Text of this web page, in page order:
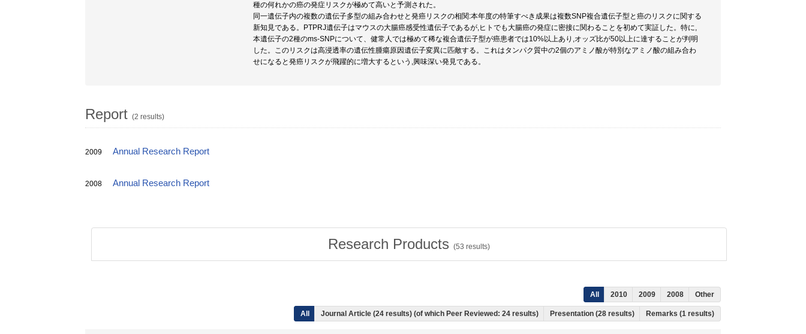
種の何れかの癌の発症リスクが極めて高いと予測された。
同一遺伝子内の複数の遺伝子多型の組み合わせと発癌リスクの相関:本年度の特筆すべき成果は複数SNP複合遺伝子型と癌のリスクに関する
新知見である。PTPRJ遺伝子はマウスの大腸癌感受性遺伝子であるが,ヒトでも大腸癌の発症に密接に関わることを初めて実証した。特に,
本遺伝子の2種のms-SNPについて、健常人では極めて稀な複合遺伝子型が癌患者では10%以上あり,オッズ比が50以上に達することが判明
した。このリスクは高浸透率の遺伝性腫瘍原因遺伝子変異に匹敵する。これはタンパク質中の2個のアミノ酸が特別なアミノ酸の組み合わ
せになると発癌リスクが飛躍的に増大するという,興味深い発見である。
Report (2 results)
2009 Annual Research Report
2008 Annual Research Report
Research Products (53 results)
All 2010 2009 2008 Other
All Journal Article (24 results) (of which Peer Reviewed: 24 results) Presentation (28 results) Remarks (1 results)